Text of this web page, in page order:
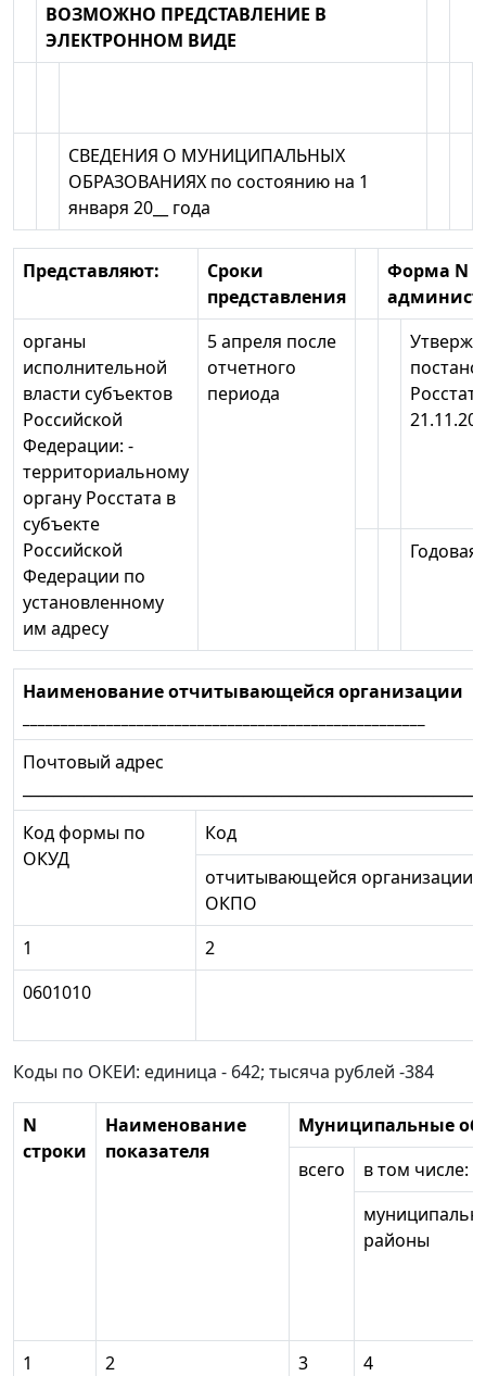
ВОЗМОЖНО ПРЕДСТАВЛЕНИЕ В
ЭЛЕКТРОННОМ ВИДЕ
СВЕДЕНИЯ О МУНИЦИПАЛЬНЫХ
ОБРАЗОВАНИЯХ по состоянию на 1
января 20__ года
Представляют:
Сроки
представления
Форма N
органы
исполнительной
власти субъектов
Российской
Федерации: -
территориальному
органу Росстата в
субъекте
Российской
Федерации по
установленному
им адресу
5 апреля после
отчетного
периода
Годовая
Наименование отчитывающейся организации
Почтовый адрес
Код формы по
ОКУД
Код
отчитывающейся организации
ОКПО
1
2
0601010
Коды по ОКЕИ: единица - 642; тысяча рублей -384
N
строки
Наименование
показателя
Муниципальные
всего
в том числе:
районы
1 2 3 4